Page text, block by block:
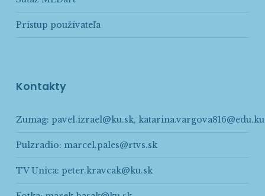
Prístup používateľa
Kontakty
Zumag: pavel.izrael@ku.sk,
Pulzradio: marcel.pales@rtvs.sk
TV Unica: peter.kravcak@ku.sk